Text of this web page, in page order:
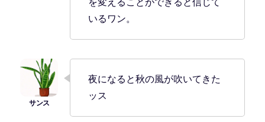
を変えることができると信じて
いるワン。
夜になると秋の風が吹いてきた
ッス